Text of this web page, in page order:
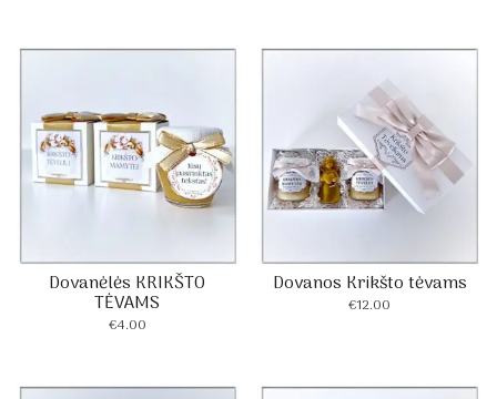
Dovanėlės KRIKŠTO
TĖVAMS
€4.00
Dovanos Krikšto tėvams
€12.00